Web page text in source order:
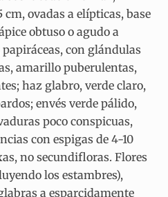
cm, ovadas a elípticas, base
obtuso o agudo a
con glándulas
amarillo puberulentas,
haz glabro, verde claro,
envés verde pálido,
poco conspicuas,
con espigas de 4-10
no secundifloras. Flores
los estambres),
a esparcidamente